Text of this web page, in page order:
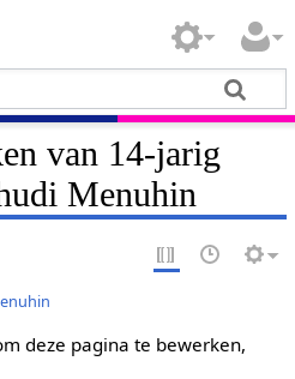
van 14-jarig
Menuhin
deze pagina te bewerken,